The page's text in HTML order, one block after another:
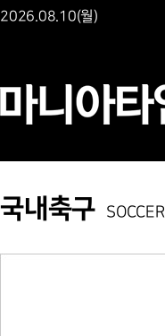
2026.08.10(월)
국내축구 SOCCER